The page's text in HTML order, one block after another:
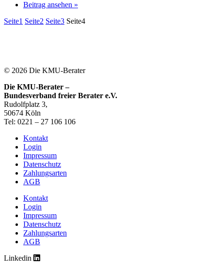
Beitrag ansehen »
Seite1 Seite2 Seite3 Seite4
© 2026 Die KMU-Berater
Die KMU-Berater –
Bundesverband freier Berater e.V.
Rudolfplatz 3,
50674 Köln
Tel: 0221 – 27 106 106
Kontakt
Login
Impressum
Datenschutz
Zahlungsarten
AGB
Kontakt
Login
Impressum
Datenschutz
Zahlungsarten
AGB
Linkedin